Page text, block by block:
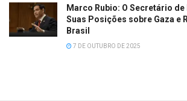
Marco Rubio: O Secretário de
Suas Posições sobre Gaza e
Brasil
7 DE OUTUBRO DE 2025